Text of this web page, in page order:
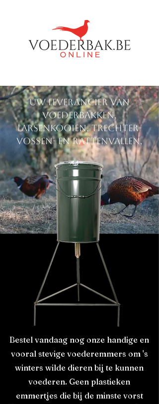
Uw leverancier van
voederbakken,
larsenkooien, trechter-
vossen- en rattenvallen.
Bestel vandaag nog onze handige en
vooral stevige voederemmers om 's
winters wilde dieren bij te kunnen
voederen. Geen plastieken
emmertjes die bij de minste vorst